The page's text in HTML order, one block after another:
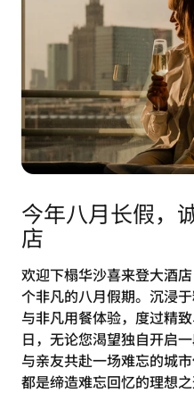
今年八月长假，
店
欢迎下榻华沙喜来登大酒
个非凡的八月假期。沉浸
与非凡用餐体验，度过精
日，无论您渴望独自开启
与亲友共赴一场难忘的城
都是缔造难忘回忆的理想之